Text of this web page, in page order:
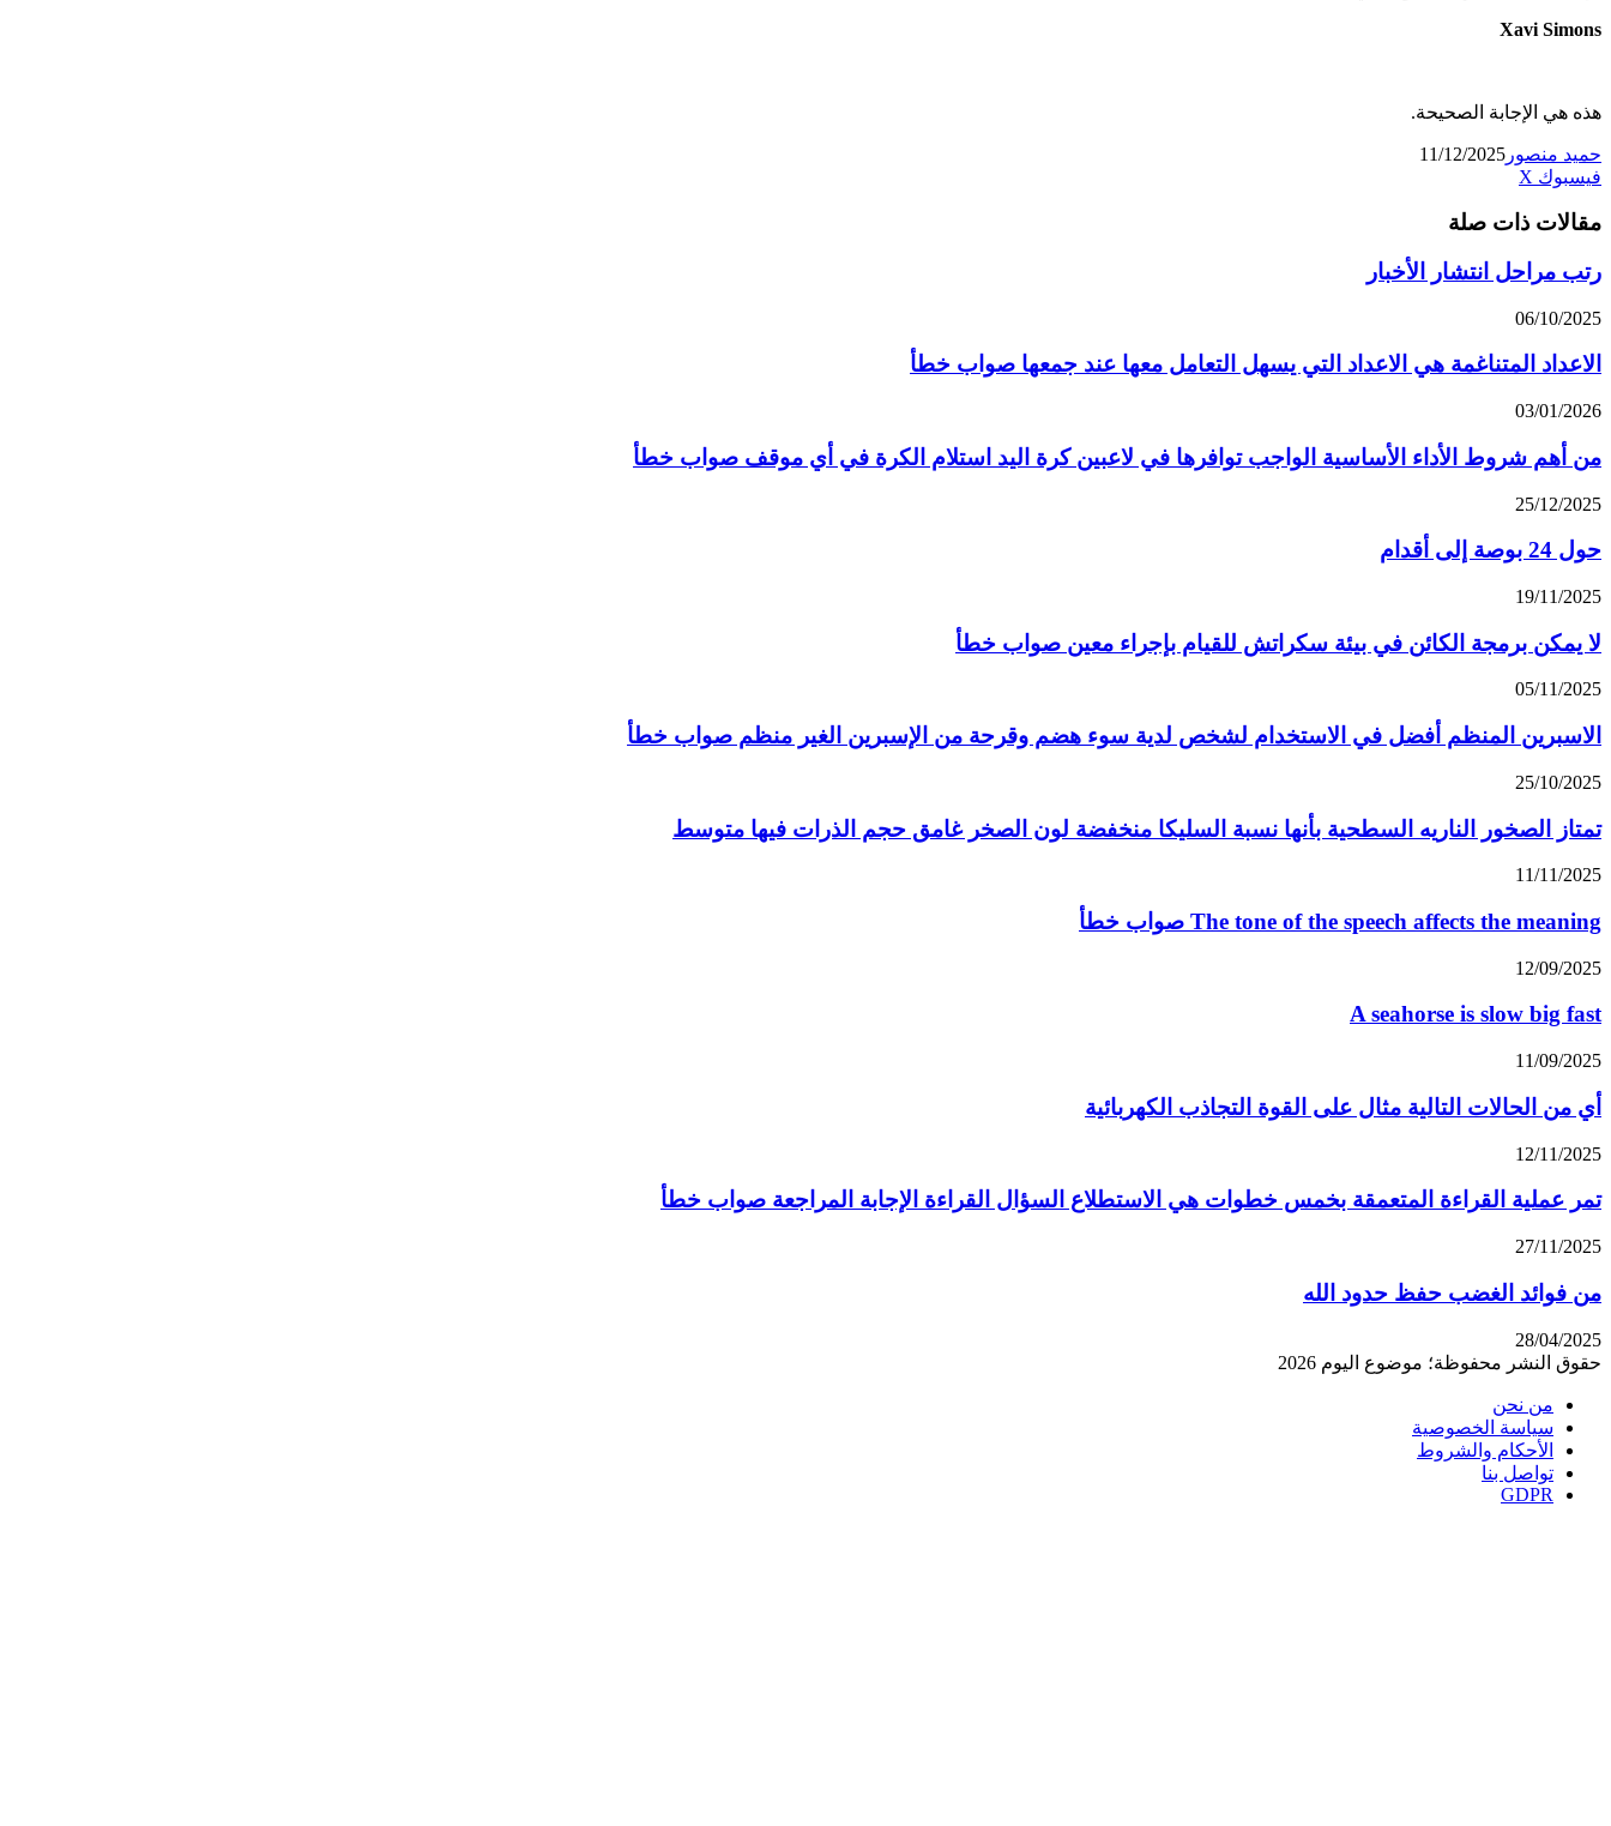
Xavi Simons
هذه هي الإجابة الصحيحة.
حميد منصور 11/12/2025
فيسبوك ‫X
مقالات ذات صلة
رتب مراحل انتشار الأخبار
06/10/2025
الاعداد المتناغمة هي الاعداد التي يسهل التعامل معها عند جمعها صواب خطأ
03/01/2026
من أهم شروط الأداء الأساسية الواجب توافرها في لاعبين كرة اليد استلام الكرة في أي موقف صواب خطأ
25/12/2025
حول 24 بوصة إلى أقدام
19/11/2025
لا يمكن برمجة الكائن في بيئة سكراتش للقيام بإجراء معين صواب خطأ
05/11/2025
الاسبرين المنظم أفضل في الاستخدام لشخص لدية سوء هضم وقرحة من الإسبرين الغير منظم صواب خطأ
25/10/2025
تمتاز الصخور الناريه السطحية بأنها نسبة السليكا منخفضة لون الصخر غامق حجم الذرات فيها متوسط
11/11/2025
The tone of the speech affects the meaning صواب خطأ
12/09/2025
A seahorse is slow big fast
11/09/2025
أي من الحالات التالية مثال على القوة التجاذب الكهربائية
12/11/2025
تمر عملية القراءة المتعمقة بخمس خطوات هي الاستطلاع السؤال القراءة الإجابة المراجعة صواب خطأ
27/11/2025
من فوائد الغضب حفظ حدود الله
28/04/2025
حقوق النشر محفوظة؛ موضوع اليوم 2026
من نحن
سياسة الخصوصية
الأحكام والشروط
تواصل بنا
GDPR